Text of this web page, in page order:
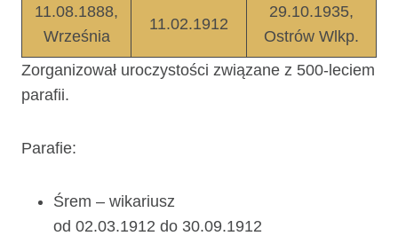
11.08.1888,
Września
11.02.1912
29.10.1935,
Ostrów Wlkp.
Zorganizował uroczystości związane z 500-leciem
parafii.
Parafie:
Śrem – wikariusz
od 02.03.1912 do 30.09.1912